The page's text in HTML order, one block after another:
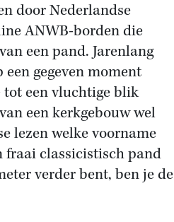
door Nederlandse
ANWB-borden die
een pand. Jarenlang
gegeven moment
een vluchtige blik
een kerkgebouw wel
lezen welke voorname
fraai classicistisch pand
verder bent, ben je de